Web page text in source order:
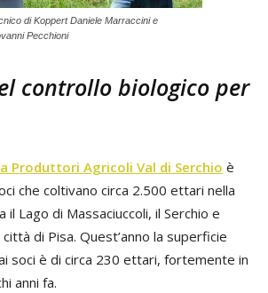
di Koppert Daniele Marraccini e
Pecchioni
controllo biologico per
Produttori Agricoli Val di Serchio è
che coltivano circa 2.500 ettari nella
il Lago di Massaciuccoli, il Serchio e
città di Pisa. Quest’anno la superficie
soci è di circa 230 ettari, fortemente in
anni fa.